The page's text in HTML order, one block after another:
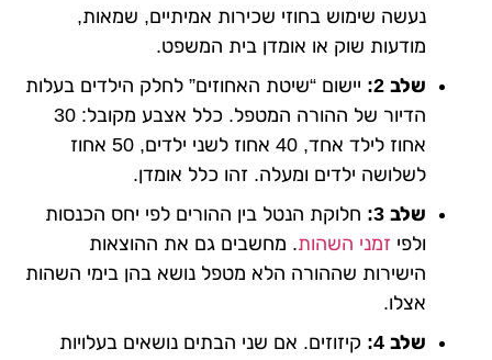
נעשה שימוש בחוזי שכירות אמיתיים, שמאות,
מודעות שוק או אומדן בית המשפט.
שלב 2:
יישום “שיטת האחוזים” לחלק הילדים בעלות
הדיור של ההורה המטפל. כלל אצבע מקובל: 30
אחוז לילד אחד, 40 אחוז לשני ילדים, 50 אחוז
לשלושה ילדים ומעלה. זהו כלל אומדן.
שלב 3:
חלוקת הנטל בין ההורים לפי יחס הכנסות
ולפי זמני השהות. מחשבים גם את ההוצאות
הישירות שההורה הלא מטפל נושא בהן בימי השהות
אצלו.
שלב 4:
קיזוזים. אם שני הבתים נושאים בעלויות